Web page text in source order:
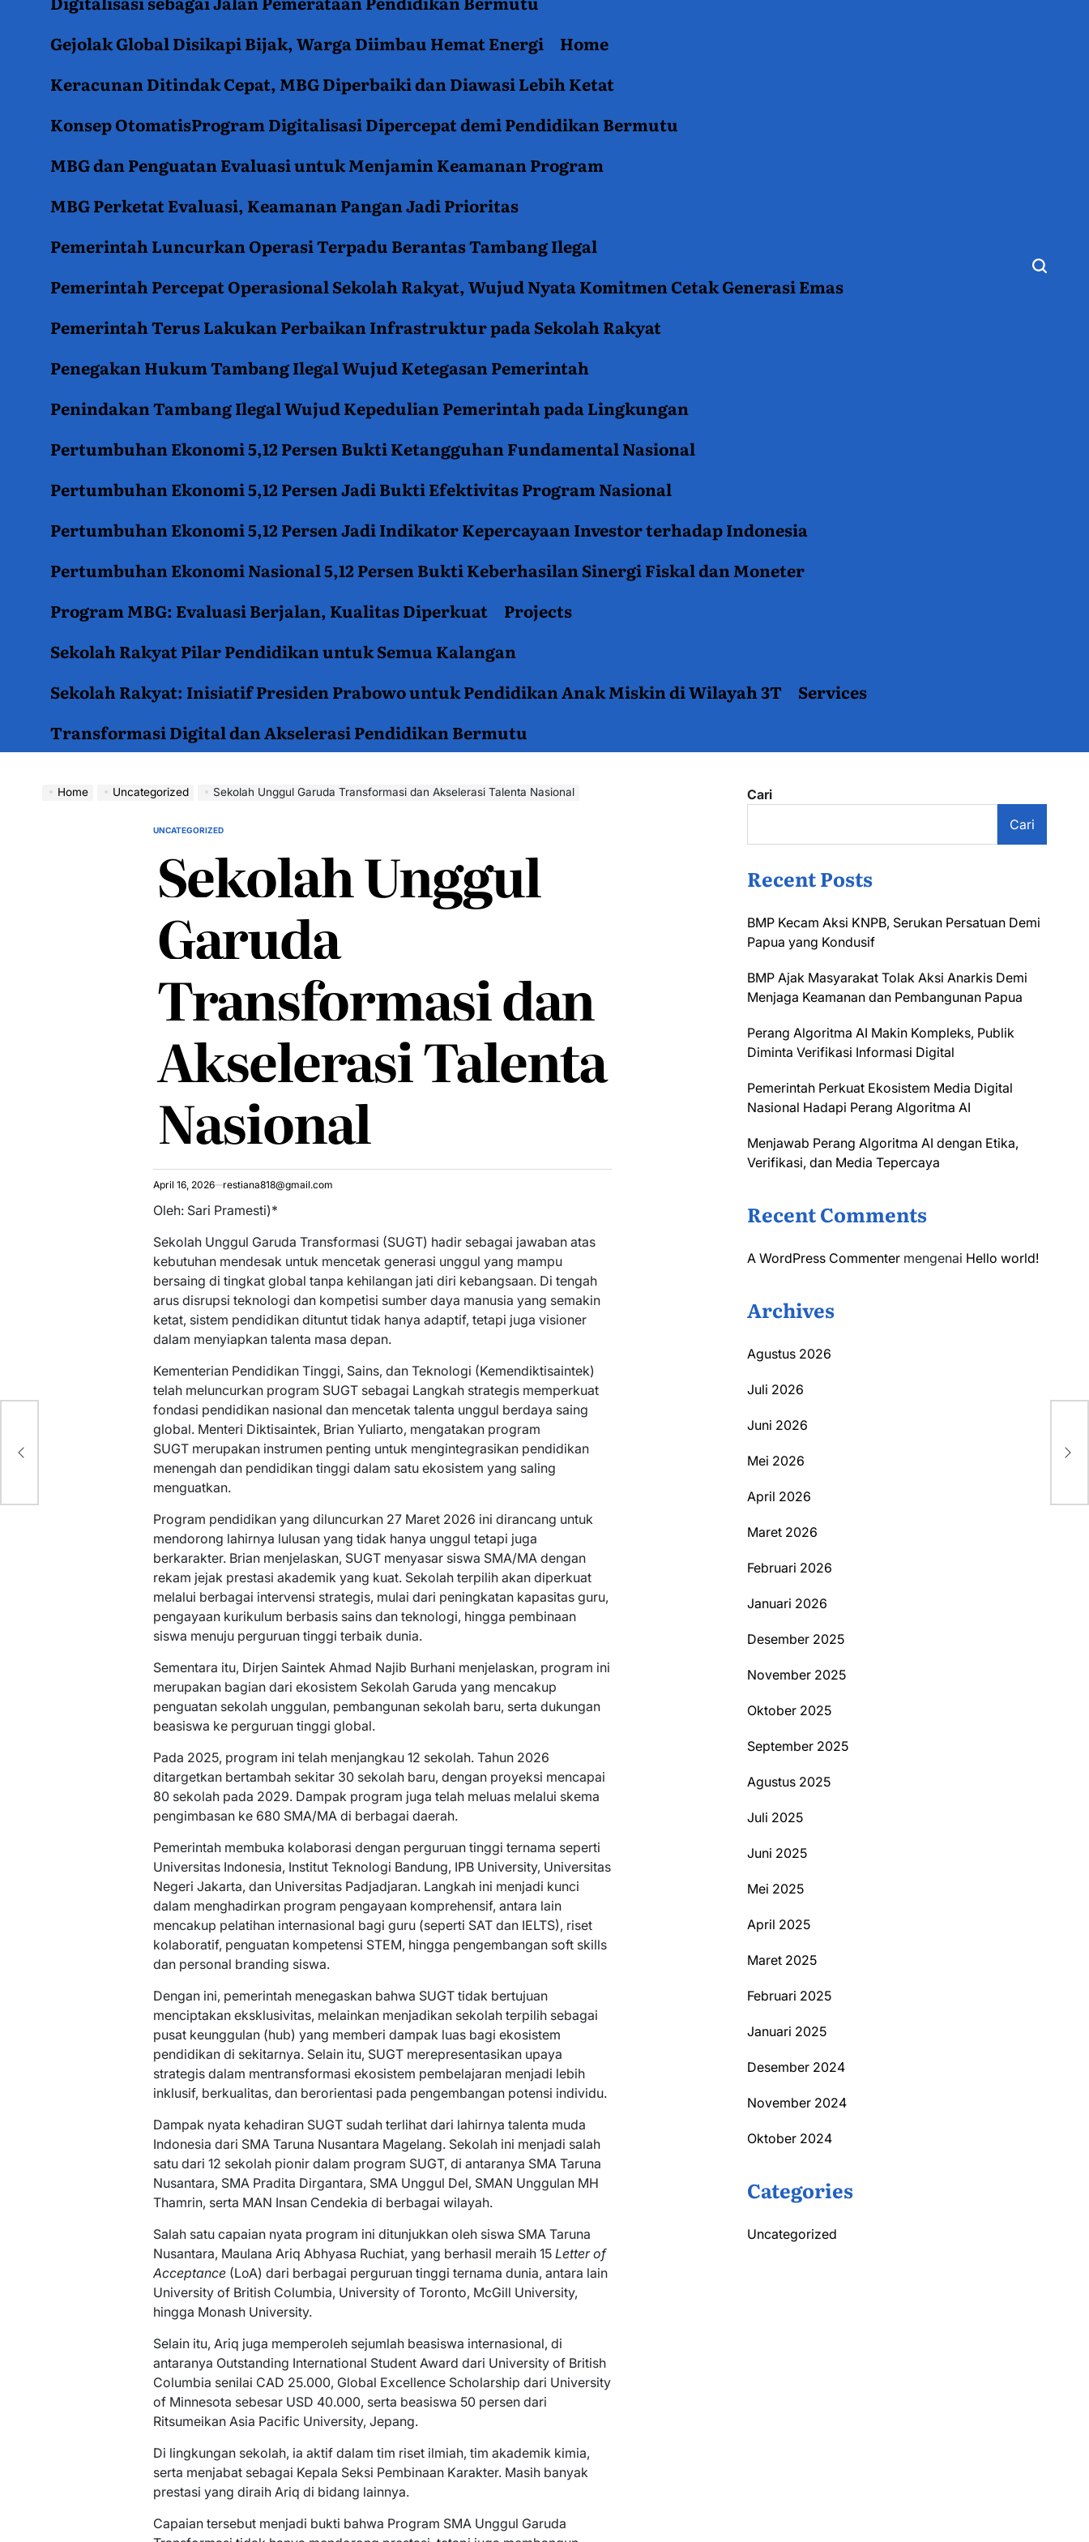
Gejolak Global Disikapi Bijak, Warga Diimbau Hemat Energi
Home
Keracunan Ditindak Cepat, MBG Diperbaiki dan Diawasi Lebih Ketat
Konsep OtomatisProgram Digitalisasi Dipercepat demi Pendidikan Bermutu
MBG dan Penguatan Evaluasi untuk Menjamin Keamanan Program
MBG Perketat Evaluasi, Keamanan Pangan Jadi Prioritas
Pemerintah Luncurkan Operasi Terpadu Berantas Tambang Ilegal
Pemerintah Percepat Operasional Sekolah Rakyat, Wujud Nyata Komitmen Cetak Generasi Emas
Pemerintah Terus Lakukan Perbaikan Infrastruktur pada Sekolah Rakyat
Penegakan Hukum Tambang Ilegal Wujud Ketegasan Pemerintah
Penindakan Tambang Ilegal Wujud Kepedulian Pemerintah pada Lingkungan
Pertumbuhan Ekonomi 5,12 Persen Bukti Ketangguhan Fundamental Nasional
Pertumbuhan Ekonomi 5,12 Persen Jadi Bukti Efektivitas Program Nasional
Pertumbuhan Ekonomi 5,12 Persen Jadi Indikator Kepercayaan Investor terhadap Indonesia
Pertumbuhan Ekonomi Nasional 5,12 Persen Bukti Keberhasilan Sinergi Fiskal dan Moneter
Program MBG: Evaluasi Berjalan, Kualitas Diperkuat
Projects
Sekolah Rakyat Pilar Pendidikan untuk Semua Kalangan
Sekolah Rakyat: Inisiatif Presiden Prabowo untuk Pendidikan Anak Miskin di Wilayah 3T
Services
Transformasi Digital dan Akselerasi Pendidikan Bermutu
Home Uncategorized Sekolah Unggul Garuda Transformasi dan Akselerasi Talenta Nasional
POSTED
UNCATEGORIZED
Sekolah Unggul
Garuda
Transformasi dan
Akselerasi Talenta
Nasional
April 16, 2026 restiana818@gmail.com
Oleh: Sari Pramesti)*
Sekolah Unggul Garuda Transformasi (SUGT) hadir sebagai jawaban atas
kebutuhan mendesak untuk mencetak generasi unggul yang mampu
bersaing di tingkat global tanpa kehilangan jati diri kebangsaan. Di tengah
arus disrupsi teknologi dan kompetisi sumber daya manusia yang semakin
ketat, sistem pendidikan dituntut tidak hanya adaptif, tetapi juga visioner
dalam menyiapkan talenta masa depan.
Kementerian Pendidikan Tinggi, Sains, dan Teknologi (Kemendiktisaintek)
telah meluncurkan program SUGT sebagai Langkah strategis memperkuat
fondasi pendidikan nasional dan mencetak talenta unggul berdaya saing
global. Menteri Diktisaintek, Brian Yuliarto, mengatakan program
SUGT merupakan instrumen penting untuk mengintegrasikan pendidikan
menengah dan pendidikan tinggi dalam satu ekosistem yang saling
menguatkan.
Program pendidikan yang diluncurkan 27 Maret 2026 ini dirancang untuk
mendorong lahirnya lulusan yang tidak hanya unggul tetapi juga
berkarakter. Brian menjelaskan, SUGT menyasar siswa SMA/MA dengan
rekam jejak prestasi akademik yang kuat. Sekolah terpilih akan diperkuat
melalui berbagai intervensi strategis, mulai dari peningkatan kapasitas guru,
pengayaan kurikulum berbasis sains dan teknologi, hingga pembinaan
siswa menuju perguruan tinggi terbaik dunia.
Sementara itu, Dirjen Saintek Ahmad Najib Burhani menjelaskan, program ini
merupakan bagian dari ekosistem Sekolah Garuda yang mencakup
penguatan sekolah unggulan, pembangunan sekolah baru, serta dukungan
beasiswa ke perguruan tinggi global.
Pada 2025, program ini telah menjangkau 12 sekolah. Tahun 2026
ditargetkan bertambah sekitar 30 sekolah baru, dengan proyeksi mencapai
80 sekolah pada 2029. Dampak program juga telah meluas melalui skema
pengimbasan ke 680 SMA/MA di berbagai daerah.
Pemerintah membuka kolaborasi dengan perguruan tinggi ternama seperti
Universitas Indonesia, Institut Teknologi Bandung, IPB University, Universitas
Negeri Jakarta, dan Universitas Padjadjaran. Langkah ini menjadi kunci
dalam menghadirkan program pengayaan komprehensif, antara lain
mencakup pelatihan internasional bagi guru (seperti SAT dan IELTS), riset
kolaboratif, penguatan kompetensi STEM, hingga pengembangan soft skills
dan personal branding siswa.
Dengan ini, pemerintah menegaskan bahwa SUGT tidak bertujuan
menciptakan eksklusivitas, melainkan menjadikan sekolah terpilih sebagai
pusat keunggulan (hub) yang memberi dampak luas bagi ekosistem
pendidikan di sekitarnya. Selain itu, SUGT merepresentasikan upaya
strategis dalam mentransformasi ekosistem pembelajaran menjadi lebih
inklusif, berkualitas, dan berorientasi pada pengembangan potensi individu.
Dampak nyata kehadiran SUGT sudah terlihat dari lahirnya talenta muda
Indonesia dari SMA Taruna Nusantara Magelang. Sekolah ini menjadi salah
satu dari 12 sekolah pionir dalam program SUGT, di antaranya SMA Taruna
Nusantara, SMA Pradita Dirgantara, SMA Unggul Del, SMAN Unggulan MH
Thamrin, serta MAN Insan Cendekia di berbagai wilayah.
Salah satu capaian nyata program ini ditunjukkan oleh siswa SMA Taruna
Nusantara, Maulana Ariq Abhyasa Ruchiat, yang berhasil meraih 15 Letter of
Acceptance (LoA) dari berbagai perguruan tinggi ternama dunia, antara lain
University of British Columbia, University of Toronto, McGill University,
hingga Monash University.
Selain itu, Ariq juga memperoleh sejumlah beasiswa internasional, di
antaranya Outstanding International Student Award dari University of British
Columbia senilai CAD 25.000, Global Excellence Scholarship dari University
of Minnesota sebesar USD 40.000, serta beasiswa 50 persen dari
Ritsumeikan Asia Pacific University, Jepang.
Di lingkungan sekolah, ia aktif dalam tim riset ilmiah, tim akademik kimia,
serta menjabat sebagai Kepala Seksi Pembinaan Karakter. Masih banyak
prestasi yang diraih Ariq di bidang lainnya.
Capaian tersebut menjadi bukti bahwa Program SMA Unggul Garuda
Cari
Cari
Recent Posts
BMP Kecam Aksi KNPB, Serukan Persatuan Demi
Papua yang Kondusif
BMP Ajak Masyarakat Tolak Aksi Anarkis Demi
Menjaga Keamanan dan Pembangunan Papua
Perang Algoritma AI Makin Kompleks, Publik
Diminta Verifikasi Informasi Digital
Pemerintah Perkuat Ekosistem Media Digital
Nasional Hadapi Perang Algoritma AI
Menjawab Perang Algoritma AI dengan Etika,
Verifikasi, dan Media Tepercaya
Recent Comments
A WordPress Commenter mengenai Hello world!
Archives
Agustus 2026
Juli 2026
Juni 2026
Mei 2026
April 2026
Maret 2026
Februari 2026
Januari 2026
Desember 2025
November 2025
Oktober 2025
September 2025
Agustus 2025
Juli 2025
Juni 2025
Mei 2025
April 2025
Maret 2025
Februari 2025
Januari 2025
Desember 2024
November 2024
Oktober 2024
Categories
Uncategorized